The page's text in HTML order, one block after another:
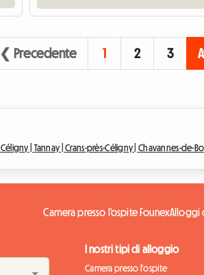
❮ Precedente 1 2 3
Céligny | Tannay |Crans-près-Céligny |Chavannes-de-
Camera presso l'ospite FounexAlloggi
I nostri tipi di alloggio
Camera presso l'ospite